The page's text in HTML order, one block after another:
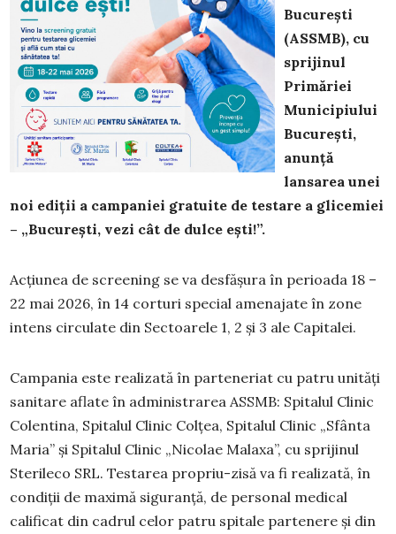
București
(ASSMB), cu
sprijinul
Primăriei
Municipiului
București,
anunță
lansarea unei
noi ediții a campaniei gratuite de testare a glicemiei
– „București, vezi cât de dulce ești!”.
Acțiunea de screening se va desfășura în perioada 18 –
22 mai 2026, în 14 corturi special amenajate în zone
intens circulate din Sectoarele 1, 2 și 3 ale Capitalei.
Campania este realizată în parteneriat cu patru unități
sanitare aflate în administrarea ASSMB: Spitalul Clinic
Colentina, Spitalul Clinic Colțea, Spitalul Clinic „Sfânta
Maria” și Spitalul Clinic „Nicolae Malaxa”, cu sprijinul
Sterileco SRL. Testarea propriu-zisă va fi realizată, în
condiții de maximă siguranță, de personal medical
calificat din cadrul celor patru spitale partenere și din